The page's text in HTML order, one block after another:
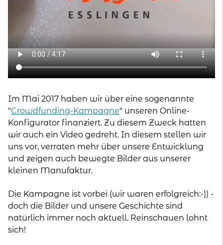
Im Mai 2017 haben wir über eine sogenannte
"Crowdfunding-Kampagne" unseren Online-
Konfigurator finanziert. Zu diesem Zweck hatten
wir auch ein Video gedreht. In diesem stellen wir
uns vor, verraten mehr über unsere Entwicklung
und zeigen auch bewegte Bilder aus unserer
kleinen Manufaktur.
Die Kampagne ist vorbei (wir waren erfolgreich:-)) -
doch die Bilder und unsere Geschichte sind
natürlich immer noch aktuell. Reinschauen lohnt
sich!